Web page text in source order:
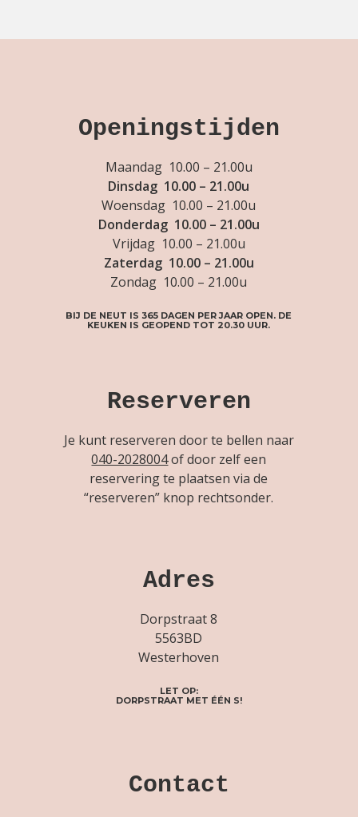
Openingstijden
Maandag 10.00 – 21.00u
Dinsdag 10.00 – 21.00u
Woensdag 10.00 – 21.00u
Donderdag 10.00 – 21.00u
Vrijdag 10.00 – 21.00u
Zaterdag 10.00 – 21.00u
Zondag 10.00 – 21.00u
BIJ DE NEUT IS 365 DAGEN PER JAAR OPEN. DE
KEUKEN IS GEOPEND TOT 20.30 UUR.
Reserveren
Je kunt reserveren door te bellen naar
040-2028004of door zelf een
reservering te plaatsen via de
“reserveren” knop rechtsonder.
Adres
Dorpstraat 8
5563BD
Westerhoven
LET OP:
DORPSTRAAT MET ÉÉN S!
Contact